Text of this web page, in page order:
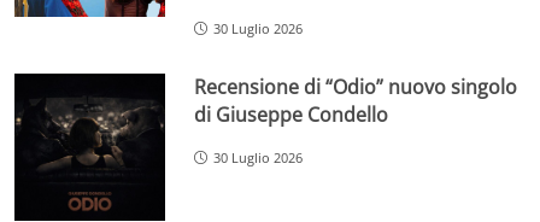
30 Luglio 2026
Recensione di “Odio” nuovo singolo
di Giuseppe Condello
30 Luglio 2026